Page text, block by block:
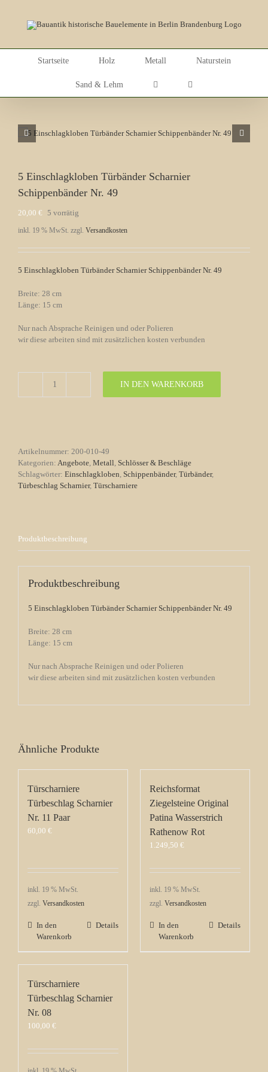
Startseite Holz Metall Naturstein
Sand & Lehm
5 Einschlagkloben Türbänder Scharnier
Schippenbänder Nr. 49
20,00 € 5 vorrätig
inkl. 19 % MwSt. zzgl. Versandkosten
5 Einschlagkloben Türbänder Scharnier Schippenbänder Nr. 49
Breite: 28 cm
Länge: 15 cm
Nur nach Absprache Reinigen und oder Polieren
wir diese arbeiten sind mit zusätzlichen kosten verbunden
5
Menge
IN DEN WARENKORB
Artikelnummer: 200-010-49
Kategorien: Angebote Metall Schlösser & Beschläge
Schlagwörter: Einschlagkloben Schippenbänder, Türbänder,
Türbeschlag Scharnier, Türscharniere
Produktbeschreibung
Produktbeschreibung
5 Einschlagkloben Türbänder Scharnier Schippenbänder Nr. 49
Breite: 28 cm
Länge: 15 cm
Nur nach Absprache Reinigen und oder Polieren
wir diese arbeiten sind mit zusätzlichen kosten verbunden
Ähnliche Produkte
Türscharniere
Türbeschlag Scharnier
Nr. 11 Paar
60,00 €
inkl. 19 % MwSt.
zzgl. Versandkosten
In den
Warenkorb
Details
Reichsformat
Ziegelsteine Original
Patina Wasserstrich
Rathenow Rot
1.249,50 €
inkl. 19 % MwSt.
zzgl. Versandkosten
In den
Warenkorb
Details
Türscharniere
Türbeschlag Scharnier
Nr. 08
100,00 €